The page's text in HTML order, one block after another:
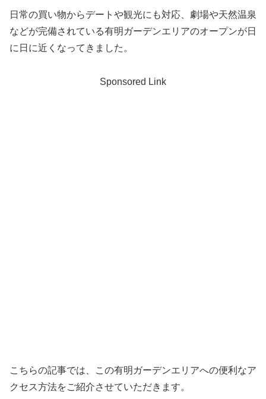
日常の買い物からデートや観光にも対応、劇場や天然温泉
などが完備されている有明ガーデンエリアのオープンが日
に日に近くなってきました。
Sponsored Link
こちらの記事では、この有明ガーデンエリアへの便利なア
クセス方法をご紹介させていただきます。